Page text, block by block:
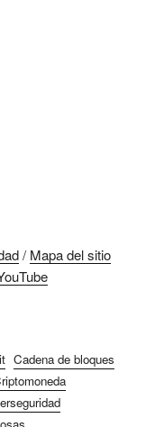
/ Mapa del sitio
Cadena de bloques